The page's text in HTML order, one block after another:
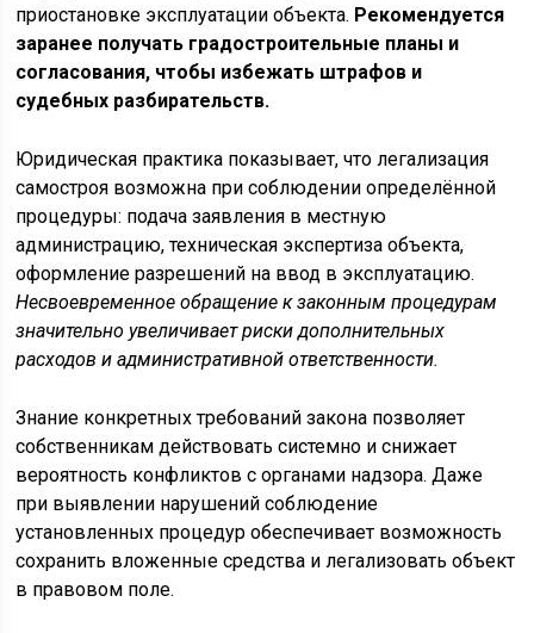
приостановке эксплуатации объекта. Рекомендуется
заранее получать градостроительные планы и
согласования, чтобы избежать штрафов и
судебных разбирательств.
Юридическая практика показывает, что легализация
самостроя возможна при соблюдении определённой
процедуры: подача заявления в местную
администрацию, техническая экспертиза объекта,
оформление разрешений на ввод в эксплуатацию.
Несвоевременное обращение к законным процедурам
значительно увеличивает риски дополнительных
расходов и административной ответственности.
Знание конкретных требований закона позволяет
собственникам действовать системно и снижает
вероятность конфликтов с органами надзора. Даже
при выявлении нарушений соблюдение
установленных процедур обеспечивает возможность
сохранить вложенные средства и легализовать объект
в правовом поле.